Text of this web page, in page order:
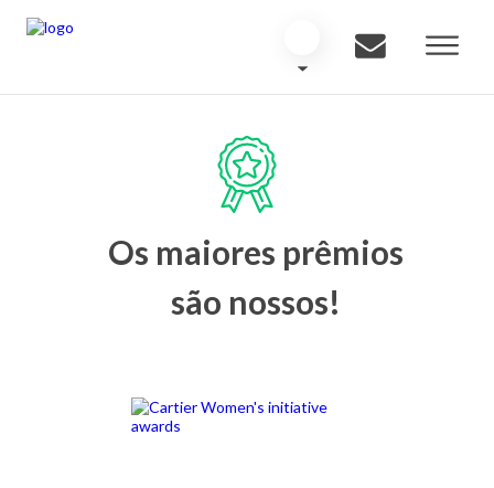
Os maiores prêmios
são nossos!